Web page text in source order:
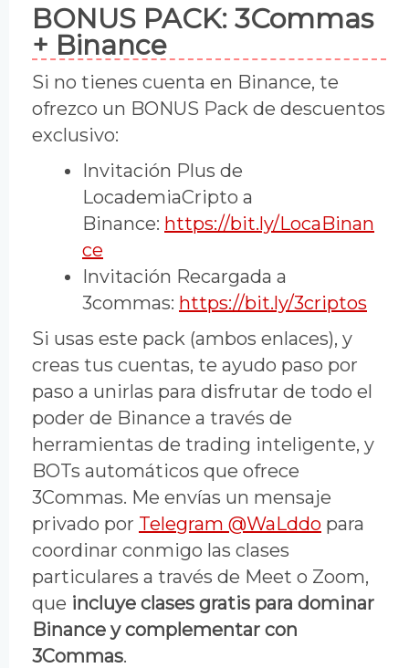
BONUS PACK: 3Commas
+ Binance
Si no tienes cuenta en Binance, te
ofrezco un BONUS Pack de descuentos
exclusivo:
Invitación Plus de
LocademiaCripto a
Binance: https://bit.ly/LocaBinan
ce
Invitación Recargada a
3commas: https://bit.ly/3criptos
Si usas este pack (ambos enlaces), y
creas tus cuentas, te ayudo paso por
paso a unirlas para disfrutar de todo el
poder de Binance a través de
herramientas de trading inteligente, y
BOTs automáticos que ofrece
3Commas. Me envías un mensaje
privado por Telegram @WaLddo para
coordinar conmigo las clases
particulares a través de Meet o Zoom,
que incluye clases gratis para dominar
Binance y complementar con
3Commas.